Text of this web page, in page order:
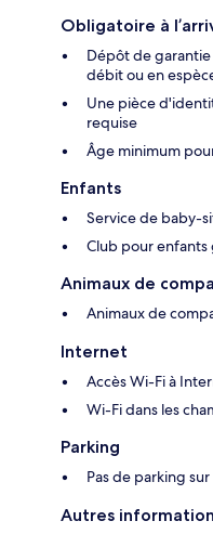
Obligatoire à
Dépôt de
débit ou en
Une pièce
requise
Âge minimum
Enfants
Service de baby-
Club pour enfants
Animaux de
Animaux de
Internet
Accès Wi-Fi à
Wi-Fi dans les
Parking
Pas de parking
Autres